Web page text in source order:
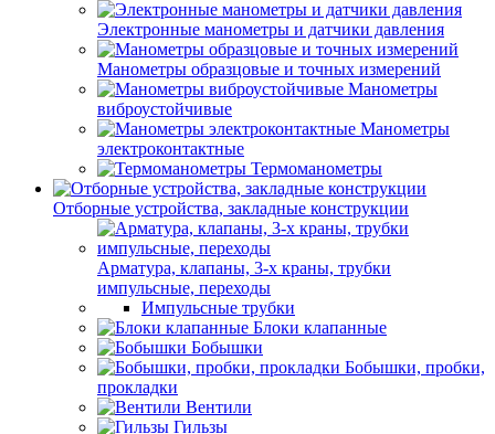
Электронные манометры и датчики давления
Манометры образцовые и точных измерений
Манометры
виброустойчивые
Манометры
электроконтактные
Термоманометры
Отборные устройства, закладные конструкции
Арматура, клапаны, 3-х краны, трубки
импульсные, переходы
Импульсные трубки
Блоки клапанные
Бобышки
Бобышки, пробки,
прокладки
Вентили
Гильзы